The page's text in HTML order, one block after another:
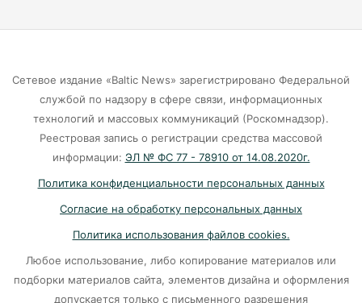
Больше тонны рыбы незаконно выловили в
Калининградской области с начала года
06-08-2026
В Светлогорске женщина купила «корейца»
по «удалёнке» и потеряла деньги
05-08-2026
На двух перекрёстках в Калининграде теперь
Сетевое издание «Baltic News» зарегистрировано Федеральной
службой по надзору в сфере связи, информационных
технологий и массовых коммуникаций (Роскомнадзор).
Реестровая запись о регистрации средства массовой
информации: ЭЛ № ФС 77 - 78910 от 14.08.2020г.
Политика конфиденциальности персональных данных
Согласие на обработку персональных данных
Политика использования файлов cookies.
Любое использование, либо копирование материалов или
подборки материалов сайта, элементов дизайна и оформления
допускается только с письменного разрешения